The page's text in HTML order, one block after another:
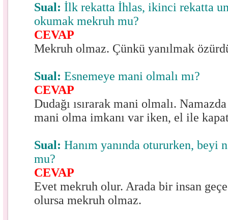
Sual: İlk rekatta İhlas, ikinci rekatta
okumak mekruh mu?
CEVAP
Mekruh olmaz. Çünkü yanılmak
Sual: Esnemeye mani olmalı mı?
CEVAP
Dudağı ısırarak mani olmalı.
mani olma imkanı var iken, el ile
Sual: Hanım yanında otururken, beyi
mu?
CEVAP
Evet mekruh olur. Arada bir insan
olursa mekruh olmaz.